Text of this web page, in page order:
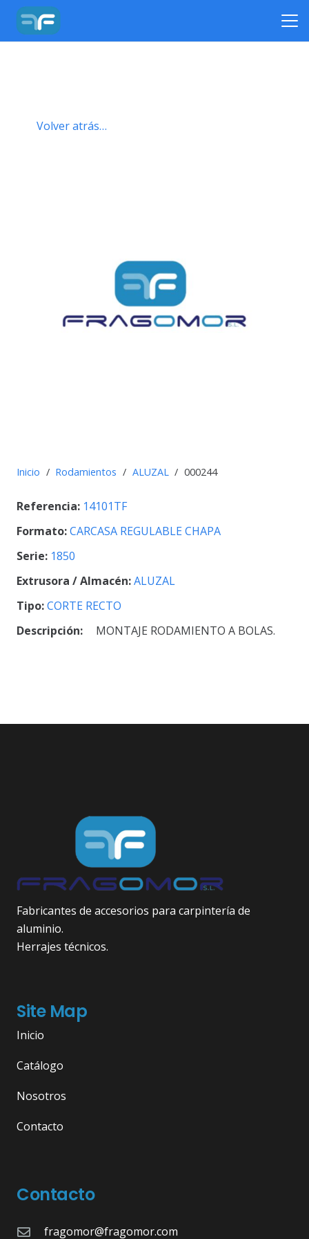
Volver atrás…
Inicio / Rodamientos / ALUZAL / 000244
Referencia: 14101TF
Formato:CARCASA REGULABLE CHAPA
Serie: 1850
Extrusora / Almacén:ALUZAL
Tipo:CORTE RECTO
Descripción:
MONTAJE RODAMIENTO A BOLAS.
Fabricantes de accesorios para carpintería de
aluminio.
Herrajes técnicos.
Site Map
Inicio
Catálogo
Nosotros
Contacto
Contacto
fragomor@fragomor.com